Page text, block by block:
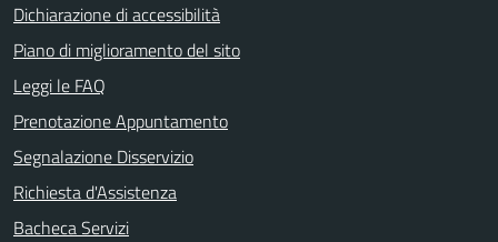
Dichiarazione di accessibilità
Piano di miglioramento del sito
Leggi le FAQ
Prenotazione Appuntamento
Segnalazione Disservizio
Richiesta d'Assistenza
Bacheca Servizi